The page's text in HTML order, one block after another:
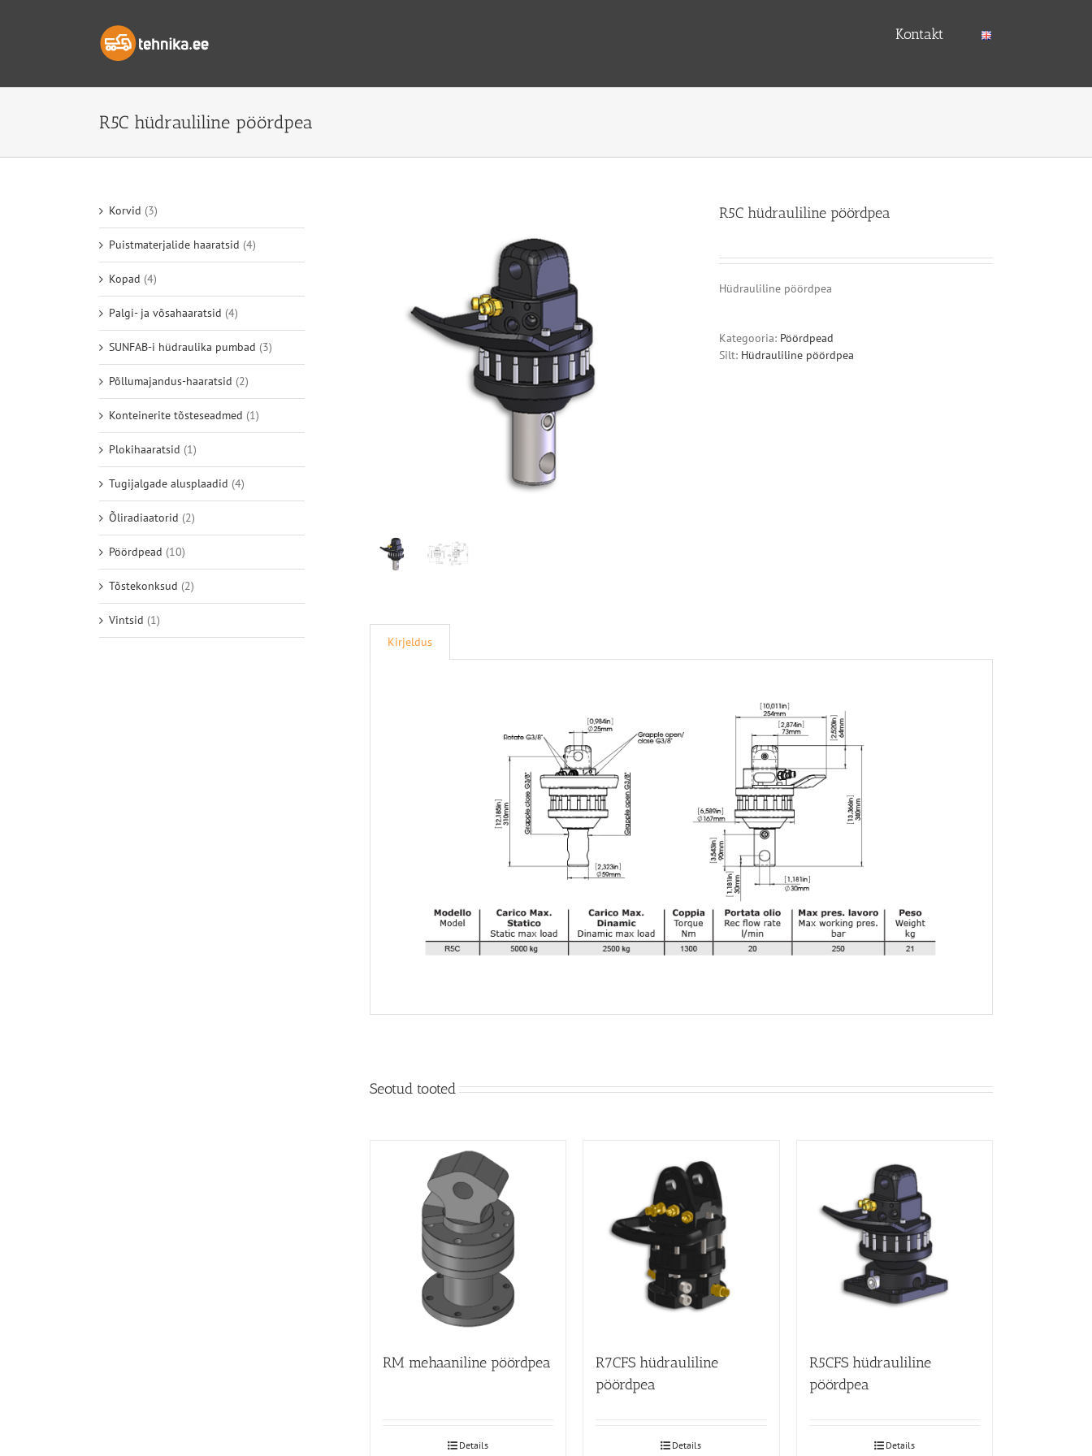
Kontakt
R5C hüdrauliline pöördpea
R5C hüdrauliline pöördpea
Hüdrauliline pöördpea
Kategooria: Pöördpead
Silt: Hüdrauliline pöördpea
Kirjeldus
Seotud tooted
RM mehaaniline pöördpea
Details
R7CFS hüdrauliline
pöördpea
Details
R5CFS hüdrauliline
pöördpea
Details
Korvid (3)
Puistmaterjalide haaratsid (4)
Kopad (4)
Palgi- ja võsahaaratsid (4)
SUNFAB-i hüdraulika pumbad (3)
Põllumajandus-haaratsid (2)
Konteinerite tõsteseadmed (1)
Plokihaaratsid (1)
Tugijalgade alusplaadid (4)
Õliradiaatorid (2)
Pöördpead (10)
Tõstekonksud (2)
Vintsid (1)